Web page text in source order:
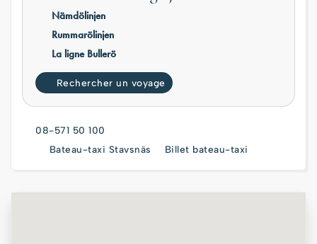
Nämdölinjen
Rummarölinjen
La ligne Bullerö
Rechercher un voyage
08-571 50 100
Bateau-taxi Stavsnäs
Billet bateau-taxi